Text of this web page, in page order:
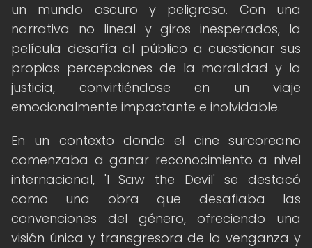
un mundo oscuro y peligroso. Con una
narrativa no lineal y giros inesperados, la
película desafía al público a cuestionar sus
propias percepciones de la moralidad y la
justicia, convirtiéndose en un viaje
emocionalmente impactante e inolvidable.
En un contexto donde el cine surcoreano
comenzaba a ganar reconocimiento a nivel
internacional, 'I Saw the Devil' se destacó
como una obra que desafiaba las
convenciones del género, ofreciendo una
visión única y transgresora de la venganza y